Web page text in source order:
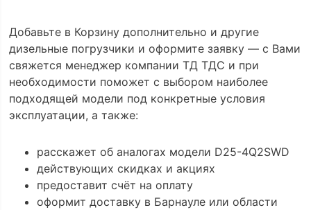
Добавьте в Корзину дополнительно и другие
дизельные погрузчики и оформите заявку — с Вами
свяжется менеджер компании ТД ТДС и при
необходимости поможет с выбором наиболее
подходящей модели под конкретные условия
эксплуатации, а также:
расскажет об аналогах модели D25-4Q2SWD
действующих скидках и акциях
предоставит счёт на оплату
оформит доставку в Барнауле или области